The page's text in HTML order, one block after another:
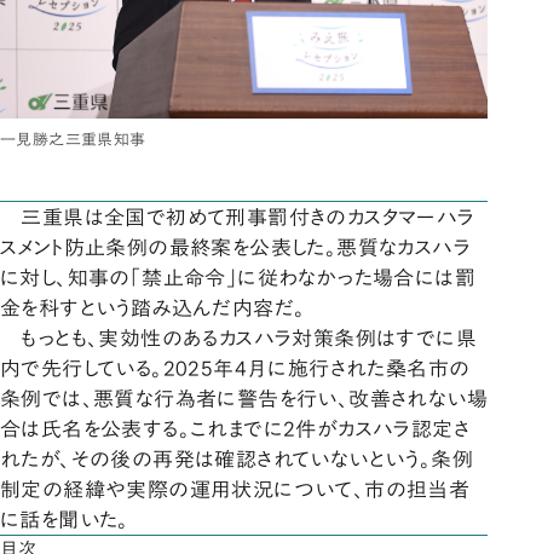
一見勝之三重県知事
三重県は全国で初めて刑事罰付きのカスタマーハラ
スメント防止条例の最終案を公表した。悪質なカスハラ
に対し、知事の「禁止命令」に従わなかった場合には罰
金を科すという踏み込んだ内容だ。
もっとも、実効性のあるカスハラ対策条例はすでに県
内で先行している。2025年4月に施行された桑名市の
条例では、悪質な行為者に警告を行い、改善されない場
合は氏名を公表する。これまでに2件がカスハラ認定さ
れたが、その後の再発は確認されていないという。条例
制定の経緯や実際の運用状況について、市の担当者
に話を聞いた。
目次